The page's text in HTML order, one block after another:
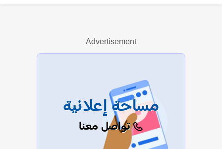
عرض الكل
Advertisement
مساحة إعلانية
تواصل معنا